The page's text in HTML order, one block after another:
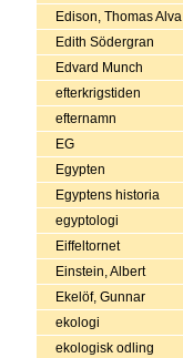
Edison, Thomas Alva
Edith Södergran
Edvard Munch
efterkrigstiden
efternamn
EG
Egypten
Egyptens historia
egyptologi
Eiffeltornet
Einstein, Albert
Ekelöf, Gunnar
ekologi
ekologisk odling